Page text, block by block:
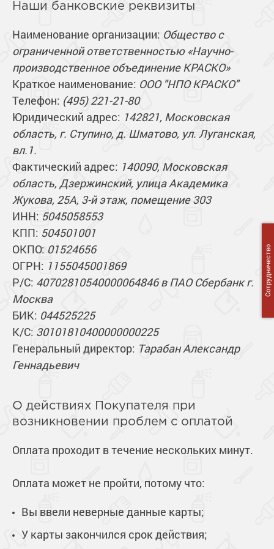
Сопутствующие товары
Морозостойкие краски для металла
Сопутствующие товары
Наши банковские реквизиты
Наименование организации: Общество с
ограниченной ответственностью «Научно-
производственное объединение КРАСКО»
Краткое наименование: ООО "НПО КРАСКО"
Телефон: (495) 221-21-80
Юридический адрес: 142821, Московская
область, г. Ступино, д. Шматово, ул. Луганская,
вл.1.
Фактический адрес: 140090, Московская
область, Дзержинский, улица Академика
Жукова, 25А, 3-й этаж, помещение 303
ИНН: 5045058553
КПП: 504501001
ОКПО: 01524656
ОГРН: 1155045001869
Р/С: 40702810540000064846 в ПАО Сбербанк г.
Москва
БИК: 044525225
К/С: 30101810400000000225
Генеральный директор: Тарабан Александр
Геннадьевич
О действиях Покупателя при
возникновении проблем с оплатой
Оплата проходит в течение нескольких минут.
Оплата может не пройти, потому что:
Вы ввели неверные данные карты;
У карты закончился срок действия;
Сотрудничество